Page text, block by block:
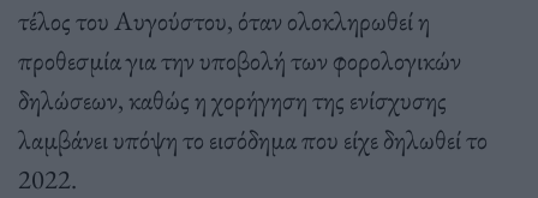
τέλος του Αυγούστου, όταν ολοκληρωθεί η
προθεσμία για την υποβολή των φορολογικών
δηλώσεων, καθώς η χορήγηση της ενίσχυσης
λαμβάνει υπόψη το εισόδημα που είχε δηλωθεί το
2022.